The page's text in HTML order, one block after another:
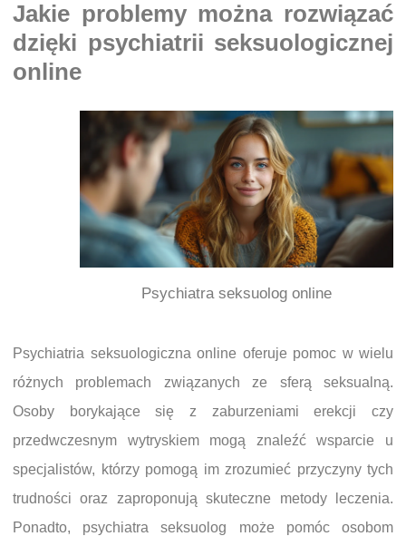
Jakie problemy można rozwiązać
dzięki psychiatrii seksuologicznej
online
Psychiatra seksuolog online
Psychiatria seksuologiczna online oferuje pomoc w wielu
różnych problemach związanych ze sferą seksualną.
Osoby borykające się z zaburzeniami erekcji czy
przedwczesnym wytryskiem mogą znaleźć wsparcie u
specjalistów, którzy pomogą im zrozumieć przyczyny tych
trudności oraz zaproponują skuteczne metody leczenia.
Ponadto, psychiatra seksuolog może pomóc osobom